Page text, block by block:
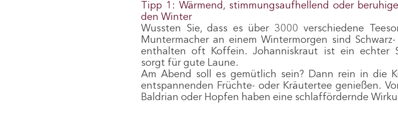
Tipp 1: Wärmend, stimmungsaufhellend oder
den Winter
Wussten Sie, dass es über 3000 verschiedene
Muntermacher an einem Wintermorgen sind
enthalten oft Koffein. Johanniskraut ist ein echter
sorgt für gute Laune.
Am Abend soll es gemütlich sein? Dann rein in die
entspannenden Früchte- oder Kräutertee genießen.
Baldrian oder Hopfen haben eine schlaffördernde